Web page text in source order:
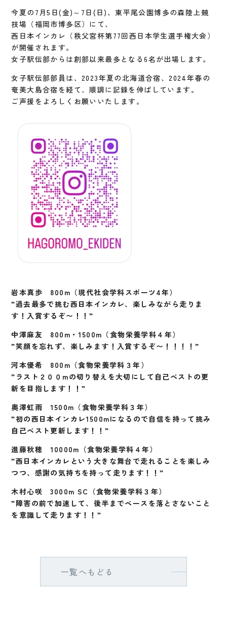
今夏の7月5日(金)～7日(日)、東平尾公園博多の森陸上競
技場（福岡市博多区）にて、
西日本インカレ（秩父宮杯第77回西日本学生選手権大会）
が開催されます。
女子駅伝部からは創部以来最多となる6名が出場します。
女子駅伝部部員は、2023年夏の北海道合宿、2024年春の
奄美大島合宿を経て、順調に記録を伸ばしています。
ご声援をよろしくお願いいたします。
岩本真歩 800m（現代社会学科スポーツ4年）
”過去最多で挑む西日本インカレ、楽しみながら走りま
す！入賞するぞ〜！！”
中澤麻友 800m・1500m（食物栄養学科４年）
”笑顔を忘れず、楽しみます！入賞するぞ〜！！！！”
河本優希 800m（食物栄養学科３年）
”ラスト２００mの切り替えを大切にして自己ベストの更
新を目指します！！”
奥澤虹雨 1500m（食物栄養学科３年）
”初の西日本インカレ1500mになるので自信を持って挑み
自己ベスト更新します！！”
進藤秋穂 10000m（食物栄養学科４年）
”西日本インカレという大きな舞台で走れることを楽しみ
つつ、感謝の気持ちを持って走ります！！”
木村心咲 3000m SC（食物栄養学科３年）
”障害の前で加速して、後半までペースを落とさないこと
を意識して走ります！！”
一覧へもどる